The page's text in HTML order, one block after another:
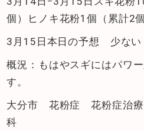
個）ヒノキ花粉1個（累計2個
3月15日本日の予想 少ない
概況：もはやスギにはパワ
す。
大分市 花粉症 花粉症治
科